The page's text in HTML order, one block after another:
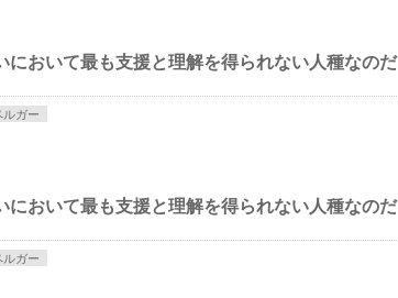
において最も支援と理解を得られない人種なのだ
ルガー
において最も支援と理解を得られない人種なのだ
ルガー